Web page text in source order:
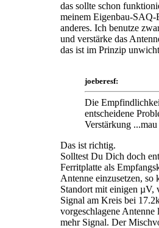
das sollte schon
meinem Eigenbau-SAQ-
anderes. Ich benutze
und verstärke das
das ist im Prinzip
joeberesf:
Die
entscheidene
Verstärkung ...mau
Das ist richtig.
Solltest Du Dich doch
Ferritplatte als
Antenne einzusetzen, so
Standort mit einigen
Signal am Kreis bei
vorgeschlagene
mehr Signal. Der